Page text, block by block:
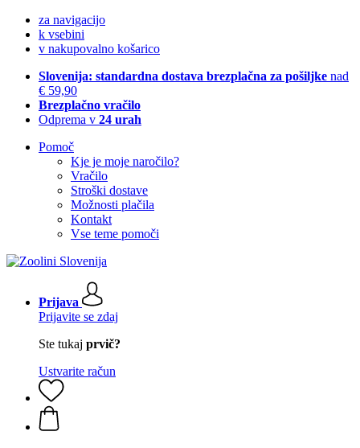
za navigacijo
k vsebini
v nakupovalno košarico
Slovenija: standardna dostava brezplačna za pošiljke nad
€ 59,90
Brezplačno vračilo
Odprema v 24 urah
Pomoč
Kje je moje naročilo?
Vračilo
Stroški dostave
Možnosti plačila
Kontakt
Vse teme pomoči
Prijava
Prijavite se zdaj
Ste tukaj prvič?
Ustvarite račun